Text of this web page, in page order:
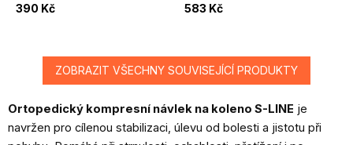
390 Kč
583 Kč
ZOBRAZIT VŠECHNY SOUVISEJÍCÍ PRODUKTY
Ortopedický kompresní návlek na koleno S-LINE je
navržen pro cílenou stabilizaci, úlevu od bolesti a jistotu při